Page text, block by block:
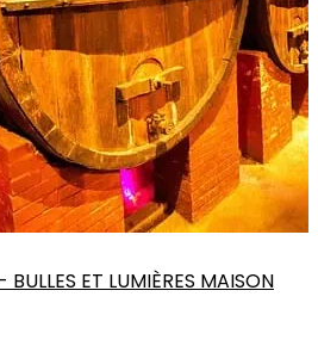
ET LUMIÈRES MAISON